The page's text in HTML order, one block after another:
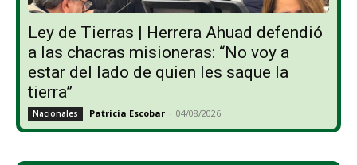
Ley de Tierras | Herrera Ahuad defendió
a las chacras misioneras: “No voy a
estar del lado de quien les saque la
tierra”
Nacionales Patricia Escobar - 04/08/2026